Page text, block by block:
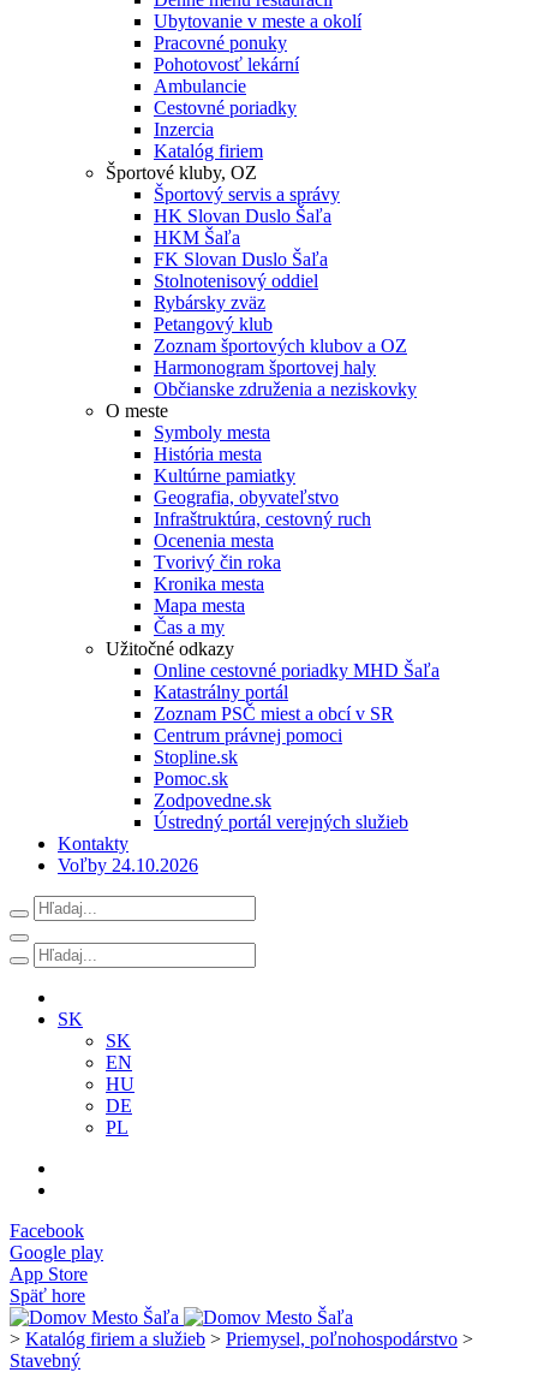
Ubytovanie v meste a okolí
Pracovné ponuky
Pohotovosť lekární
Ambulancie
Cestovné poriadky
Inzercia
Katalóg firiem
Športové kluby, OZ
Športový servis a správy
HK Slovan Duslo Šaľa
HKM Šaľa
FK Slovan Duslo Šaľa
Stolnotenisový oddiel
Rybársky zväz
Petangový klub
Zoznam športových klubov a OZ
Harmonogram športovej haly
Občianske združenia a neziskovky
O meste
Symboly mesta
História mesta
Kultúrne pamiatky
Geografia, obyvateľstvo
Infraštruktúra, cestovný ruch
Ocenenia mesta
Tvorivý čin roka
Kronika mesta
Mapa mesta
Čas a my
Užitočné odkazy
Online cestovné poriadky MHD Šaľa
Katastrálny portál
Zoznam PSČ miest a obcí v SR
Centrum právnej pomoci
Stopline.sk
Pomoc.sk
Zodpovedne.sk
Ústredný portál verejných služieb
Kontakty
Voľby 24.10.2026
SK
SK
EN
HU
DE
PL
Facebook
Google play
App Store
Späť hore
> Katalóg firiem a služieb > Priemysel, poľnohospodárstvo >
Stavebný